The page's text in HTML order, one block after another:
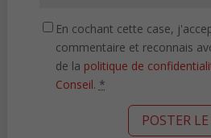
En cochant cette case,
commentaire et reconnais
de la politique de
Conseil. *